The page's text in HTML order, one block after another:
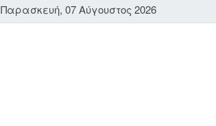
Παρασκευή, 07 Αύγουστος 2026